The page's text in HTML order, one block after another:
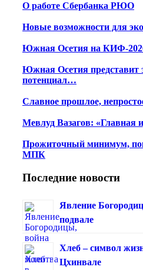
О работе Сбербанка РЮО
Новые возможности для
Южная Осетия на КИФ-
Южная Осетия представит
потенциал…
Славное прошлое,
Мевлуд Вазагов: «Главная
Прожиточный минимум,
МПК
Последние новости
Явление
подвале
Хлеб – символ
Цхинвале